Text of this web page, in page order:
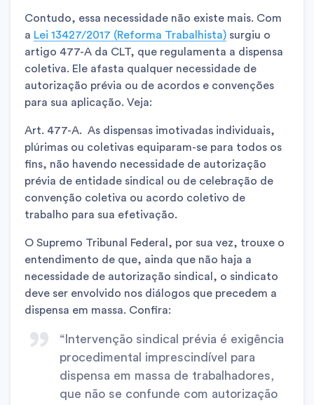
Contudo, essa necessidade não existe mais. Com
a Lei 13427/2017 (Reforma Trabalhista) surgiu o
artigo 477-A da CLT, que regulamenta a dispensa
coletiva. Ele afasta qualquer necessidade de
autorização prévia ou de acordos e convenções
para sua aplicação. Veja:
Art. 477-A. As dispensas imotivadas individuais,
plúrimas ou coletivas equiparam-se para todos os
fins, não havendo necessidade de autorização
prévia de entidade sindical ou de celebração de
convenção coletiva ou acordo coletivo de
trabalho para sua efetivação.
O Supremo Tribunal Federal, por sua vez, trouxe o
entendimento de que, ainda que não haja a
necessidade de autorização sindical, o sindicato
deve ser envolvido nos diálogos que precedem a
dispensa em massa. Confira:
“Intervenção sindical prévia é exigência
procedimental imprescindível para
dispensa em massa de trabalhadores,
que não se confunde com autorização